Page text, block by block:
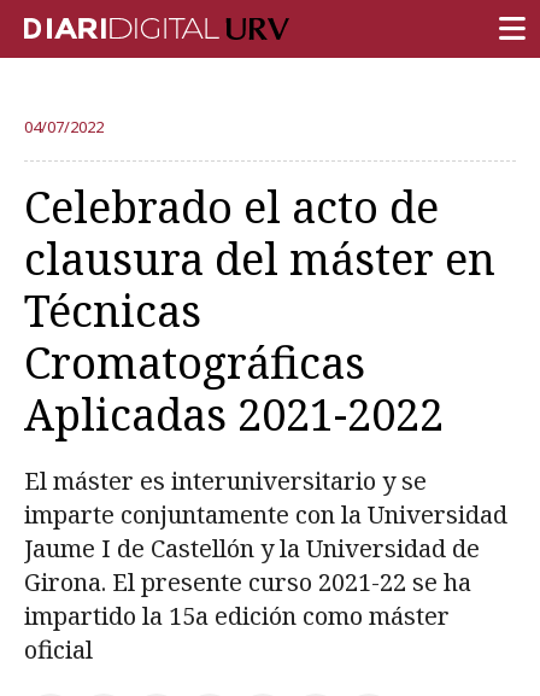
INVESTIGACIÓN
DOCENCIA
INSTITUCIÓN
VIDA EN EL CAMPUS
COMUNIDAD URV
REPORTAJES
Ámbitos universitarios
Prueba la búsqueda avanzada
04/07/2022
Celebrado el acto de
clausura del máster en
Técnicas
Cromatográficas
Aplicadas 2021-2022
El máster es interuniversitario y se
imparte conjuntamente con la Universidad
Jaume I de Castellón y la Universidad de
Girona. El presente curso 2021-22 se ha
impartido la 15a edición como máster
oficial